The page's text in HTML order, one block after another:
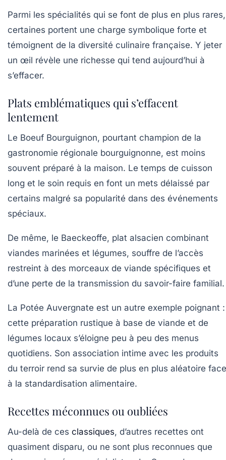
Parmi les spécialités qui se font de plus en plus rares,
certaines portent une charge symbolique forte et
témoignent de la diversité culinaire française. Y jeter
un œil révèle une richesse qui tend aujourd’hui à
s’effacer.
Plats emblématiques qui s’effacent
lentement
Le Boeuf Bourguignon, pourtant champion de la
gastronomie régionale bourguignonne, est moins
souvent préparé à la maison. Le temps de cuisson
long et le soin requis en font un mets délaissé par
certains malgré sa popularité dans des événements
spéciaux.
De même, le Baeckeoffe, plat alsacien combinant
viandes marinées et légumes, souffre de l’accès
restreint à des morceaux de viande spécifiques et
d’une perte de la transmission du savoir-faire familial.
La Potée Auvergnate est un autre exemple poignant :
cette préparation rustique à base de viande et de
légumes locaux s’éloigne peu à peu des menus
quotidiens. Son association intime avec les produits
du terroir rend sa survie de plus en plus aléatoire face
à la standardisation alimentaire.
Recettes méconnues ou oubliées
Au-delà de ces classiques, d’autres recettes ont
quasiment disparu, ou ne sont plus reconnues que